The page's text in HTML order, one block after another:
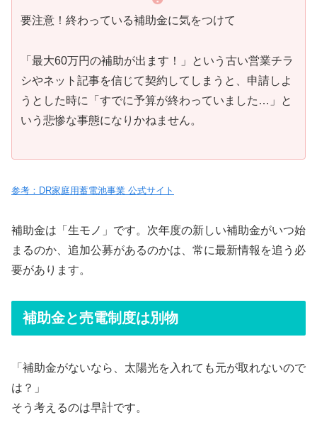
要注意！終わっている補助金に気をつけて
「最大60万円の補助が出ます！」という古い営業チラ
シやネット記事を信じて契約してしまうと、申請しよ
うとした時に「すでに予算が終わっていました…」と
いう悲惨な事態になりかねません。
参考：DR家庭用蓄電池事業 公式サイト
補助金は「生モノ」です。次年度の新しい補助金がいつ始
まるのか、追加公募があるのかは、常に最新情報を追う必
要があります。
補助金と売電制度は別物
「補助金がないなら、太陽光を入れても元が取れないので
は？」
そう考えるのは早計です。